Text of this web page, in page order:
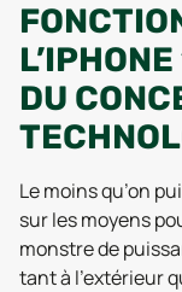
DU
Le moins qu’on
sur les moyens
monstre de
tant à l’extérieur